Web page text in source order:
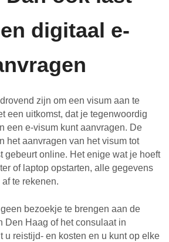
digitaal e-
zijn om een visum aan te
een uitkomst, dat je tegenwoordig
een e-visum kunt aanvragen. De
het aanvragen van het visum tot
gebeurt online. Het enige wat je hoeft
of laptop opstarten, alle gegevens
te rekenen.
bezoekje te brengen aan de
Den Haag of het consulaat in
u reistijd- en kosten en u kunt op elke